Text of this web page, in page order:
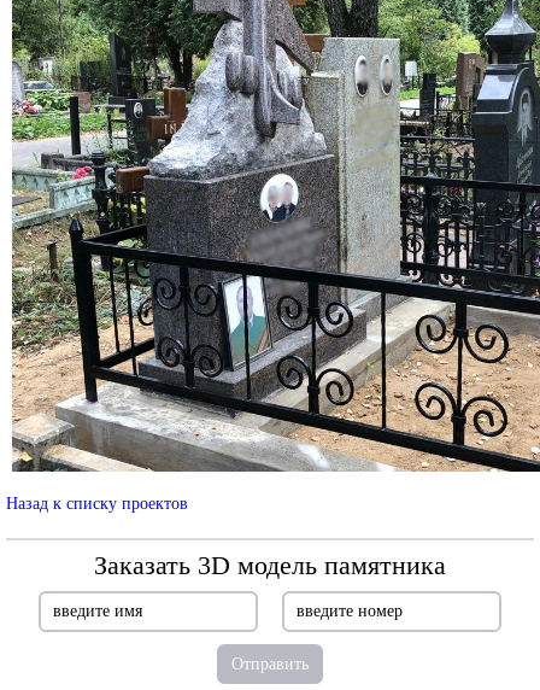
Назад к списку проектов
Заказать 3D модель памятника